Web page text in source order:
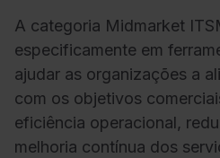
A categoria Midmarket
especificamente em
ajudar as organizações a
com os objetivos
eficiência operacional,
melhoria contínua dos